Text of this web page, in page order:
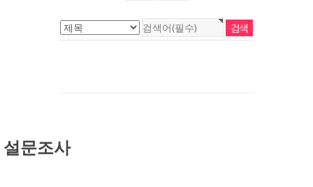
설문조사